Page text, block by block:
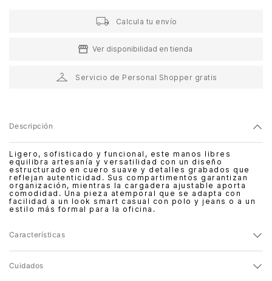
Calcula tu envío
Ver disponibilidad en tienda
Servicio de Personal Shopper gratis
Descripción
Ligero, sofisticado y funcional, este manos libres
equilibra artesanía y versatilidad con un diseño
estructurado en cuero suave y detalles grabados que
reflejan autenticidad. Sus compartimentos garantizan
organización, mientras la cargadera ajustable aporta
comodidad. Una pieza atemporal que se adapta con
facilidad a un look smart casual con polo y jeans o a un
estilo más formal para la oficina.
Características
Cuidados